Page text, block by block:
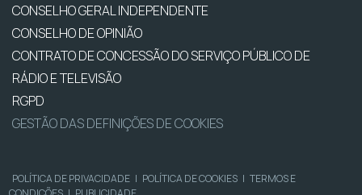
CONSELHO GERAL INDEPENDENTE
CONSELHO DE OPINIÃO
CONTRATO DE CONCESSÃO DO SERVIÇO PÚBLICO DE
RÁDIO E TELEVISÃO
RGPD
GESTÃO DAS DEFINIÇÕES DE COOKIES
POLÍTICA DE PRIVACIDADE | POLÍTICA DE COOKIES | TERMOS E